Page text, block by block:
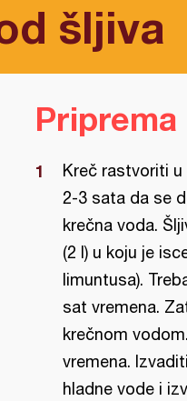
šljiva
Priprema
Kreč rastvoriti
2-3 sata da se
krečna voda.
(2 l) u koju je
limuntusa).
sat vremena.
krečnom
vremena.
hladne vode i